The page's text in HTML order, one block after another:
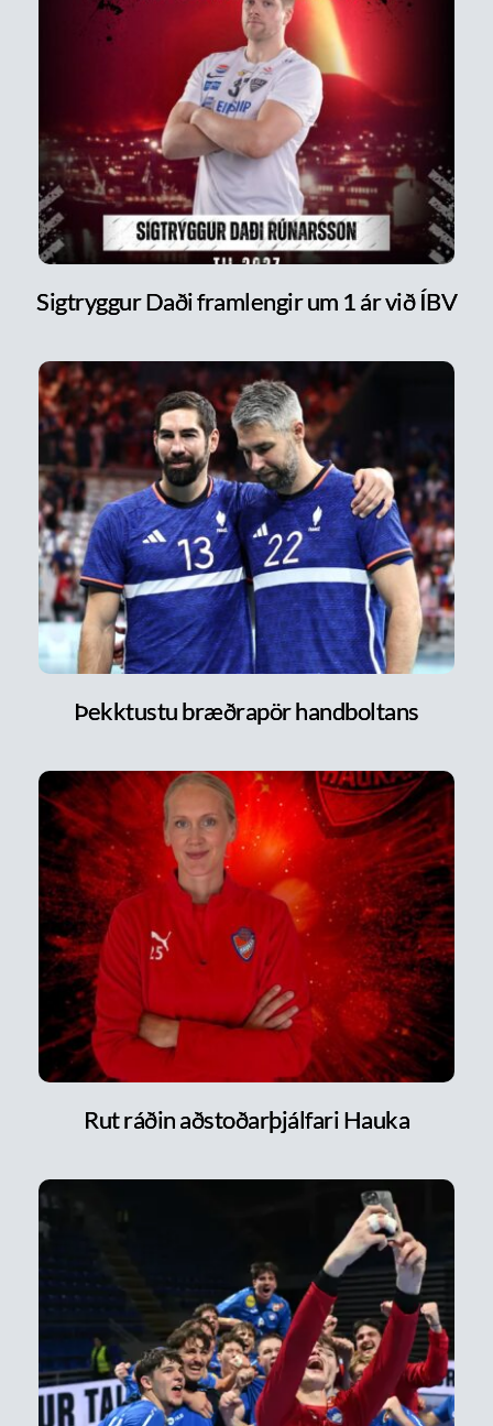
Sigtryggur Daði framlengir um 1 ár við ÍBV
Þekktustu bræðrapör handboltans
Rut ráðin aðstoðarþjálfari Hauka